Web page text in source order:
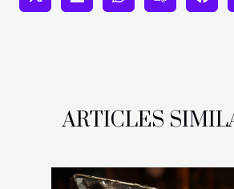
ARTICLES